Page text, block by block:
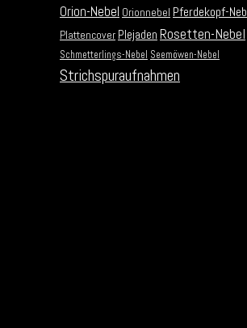
Orion-Nebel Orionnebel Pferdekopf-
Plattencover Plejaden Rosetten-Nebel
Schmetterlings-Nebel Seemöwen-Nebel
Strichspuraufnahmen